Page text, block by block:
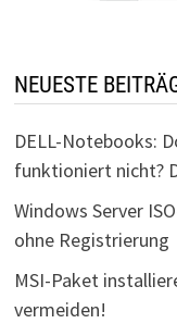
NEUESTE
DELL-Notebooks:
funktioniert nicht?
Windows Server
ohne Registrierung
MSI-Paket
vermeiden!